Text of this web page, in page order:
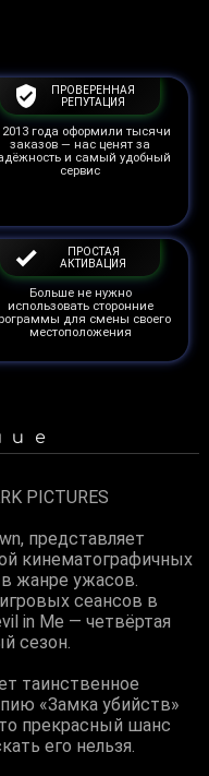
ПРОВЕРЕННАЯ
РЕПУТАЦИЯ
года оформили тысячи
заказов — нас ценят за
и самый удобный
сервис
ПРОСТАЯ
АКТИВАЦИЯ
Больше не нужно
использовать сторонние
для смены своего
местоположения
PICTURES
представляет
кинематографичных
жанре ужасов.
сеансов в
in Me — четвёртая
сезон.
таинственное
«Замка убийств»
прекрасный шанс
его нельзя.